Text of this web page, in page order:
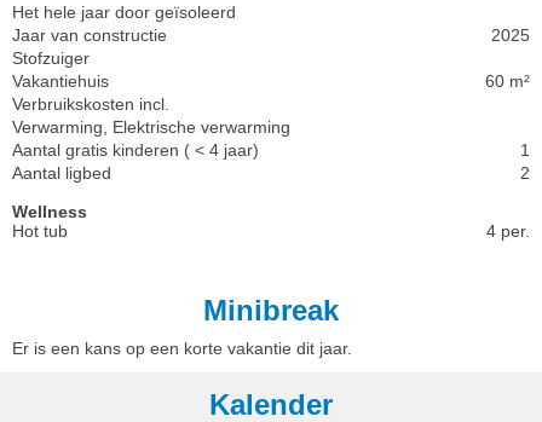
Het hele jaar door geïsoleerd
Jaar van constructie
2025
Stofzuiger
Vakantiehuis
60 m²
Verbruikskosten incl.
Verwarming, Elektrische verwarming
Aantal gratis kinderen ( < 4 jaar)
1
Aantal ligbed
2
Wellness
Hot tub
4 per.
Minibreak
Er is een kans op een korte vakantie dit jaar.
Kalender